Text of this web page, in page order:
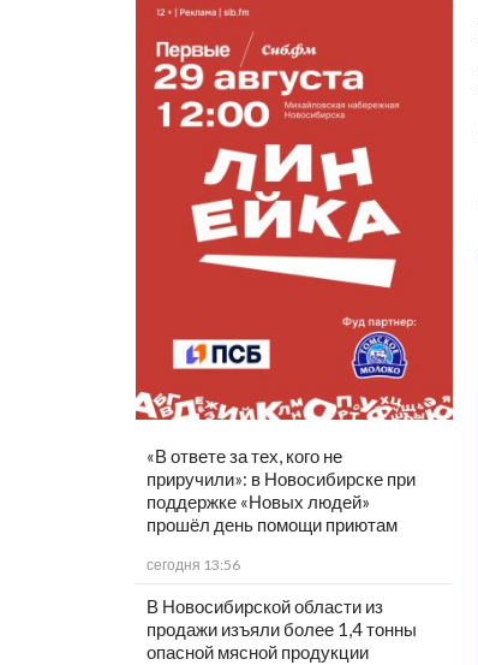
«В ответе за тех, кого не
приручили»: в Новосибирске при
поддержке «Новых людей»
прошёл день помощи приютам
сегодня 13:56
В Новосибирской области из
продажи изъяли более 1,4 тонны
опасной мясной продукции